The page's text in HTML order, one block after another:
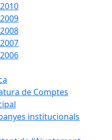
de Comptes
institucionals